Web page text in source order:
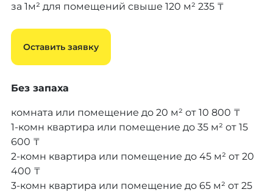
за 1м² для помещений свыше 120 м² 235 ₸
Оставить заявку
Без запаха
комната или помещение до 20 м² от 10 800 ₸
1-комн квартира или помещение до 35 м² от 15
600 ₸
2-комн квартира или помещение до 45 м² от 20
400 ₸
3-комн квартира или помещение до 65 м² от 25